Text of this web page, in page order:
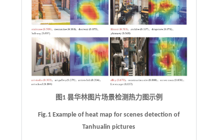
图1 昙华林图片场景检测热力图示例
Fig.1 Example of heat map for scenes detection of
Tanhualin pictures